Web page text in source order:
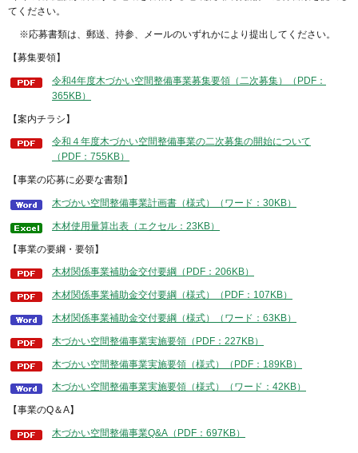
てください。
※応募書類は、郵送、持参、メールのいずれかにより提出してください。
【募集要領】
令和4年度木づかい空間整備事業募集要領（二次募集）（PDF：
365KB）
【案内チラシ】
令和４年度木づかい空間整備事業の二次募集の開始について
（PDF：755KB）
【事業の応募に必要な書類】
木づかい空間整備事業計画書（様式）（ワード：30KB）
木材使用量算出表（エクセル：23KB）
【事業の要綱・要領】
木材関係事業補助金交付要綱（PDF：206KB）
木材関係事業補助金交付要綱（様式）（PDF：107KB）
木材関係事業補助金交付要綱（様式）（ワード：63KB）
木づかい空間整備事業実施要領（PDF：227KB）
木づかい空間整備事業実施要領（様式）（PDF：189KB）
木づかい空間整備事業実施要領（様式）（ワード：42KB）
【事業のQ＆A】
木づかい空間整備事業Q&A（PDF：697KB）